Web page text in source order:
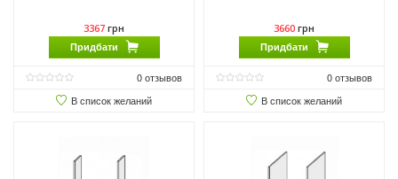
3367 грн
Придбати
0отзывов
В список желаний
3660 грн
Придбати
0отзывов
В список желаний